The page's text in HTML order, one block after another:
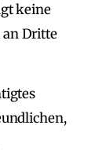
keine
an Dritte